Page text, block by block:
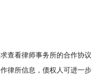
看律师事务所的合作协议
律所信息，债权人可进一步